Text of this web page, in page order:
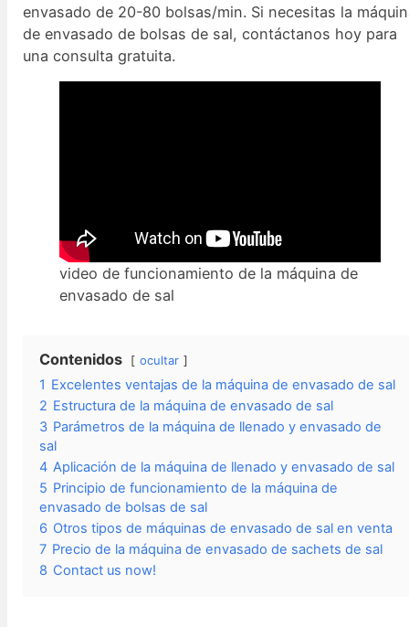
envasado de 20-80 bolsas/min. Si necesitas la
de envasado de bolsas de sal, contáctanos hoy para
una consulta gratuita.
video de funcionamiento de la máquina de
envasado de sal
Contenidos ocultar
1 Excelentes ventajas de la máquina de envasado de sal
2 Estructura de la máquina de envasado de sal
3 Parámetros de la máquina de llenado y envasado de
sal
4 Aplicación de la máquina de llenado y envasado de sal
5 Principio de funcionamiento de la máquina de
envasado de bolsas de sal
6 Otros tipos de máquinas de envasado de sal en venta
7 Precio de la máquina de envasado de sachets de sal
8 Contact us now!